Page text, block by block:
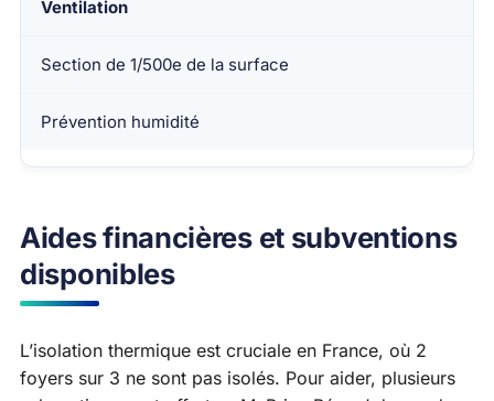
Ventilation
Section de 1/500e de la surface
Prévention humidité
Aides financières et subventions
disponibles
L’isolation thermique est cruciale en France, où 2
foyers sur 3 ne sont pas isolés. Pour aider, plusieurs